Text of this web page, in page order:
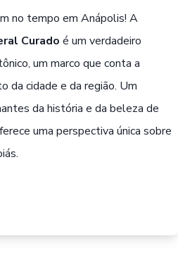
no tempo em Anápolis! A
Curado é um verdadeiro
um marco que conta a
da cidade e da região. Um
da história e da beleza de
uma perspectiva única sobre